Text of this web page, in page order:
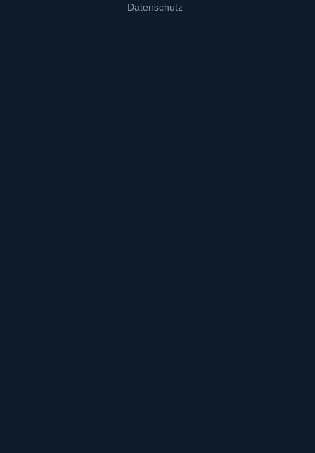
Datenschutz